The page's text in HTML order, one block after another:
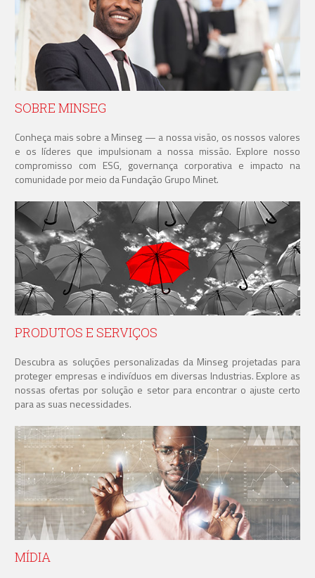
SOBRE MINSEG
Conheça mais sobre a Minseg — a nossa visão, os nossos valores
e os líderes que impulsionam a nossa missão. Explore nosso
compromisso com ESG, governança corporativa e impacto na
comunidade por meio da Fundação Grupo Minet.
PRODUTOS E SERVIÇOS
Descubra as soluções personalizadas da Minseg projetadas para
proteger empresas e indivíduos em diversas Industrias. Explore as
nossas ofertas por solução e setor para encontrar o ajuste certo
para as suas necessidades.
MÍDIA